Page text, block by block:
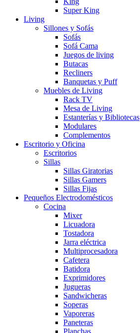
Super King
Living
Sillones y Sofás
Sofás
Sofá Cama
Juegos de living
Butacas
Recliners
Banquetas y Puff
Muebles de Living
Rack TV
Mesa de Living
Estanterías y Bibliotecas
Modulares
Complementos
Escritorio y Oficina
Escritorios
Sillas
Sillas Giratorias
Sillas Gamers
Sillas Fijas
Pequeños Electrodomésticos
Cocina
Mixer
Licuadora
Tostadora
Jarra eléctrica
Multiprocesadora
Cafetera
Batidora
Exprimidores
Jugueras
Sandwicheras
Soperas
Vaporeras
Paneteras
Planchas